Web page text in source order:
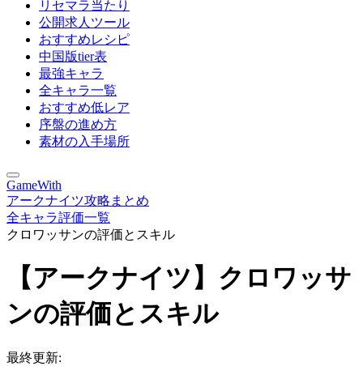
リセマラ当たり
公開求人ツール
おすすめレシピ
中国版tier表
最強キャラ
全キャラ一覧
おすすめ低レア
序盤の進め方
素材の入手場所
GameWith
アークナイツ攻略まとめ
全キャラ評価一覧
クロワッサンの評価とスキル
【アークナイツ】クロワッサ
ンの評価とスキル
最終更新: